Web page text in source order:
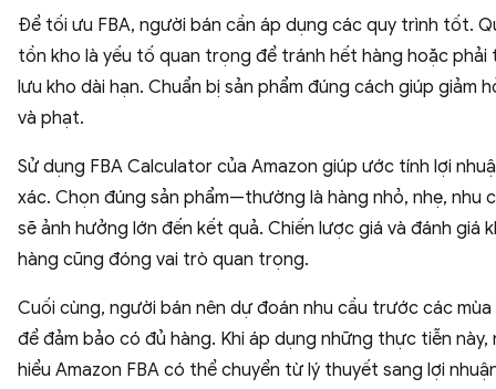
Để tối ưu FBA, người bán cần áp dụng các quy trình tốt.
tồn kho là yếu tố quan trọng để tránh hết hàng hoặc phải
lưu kho dài hạn. Chuẩn bị sản phẩm đúng cách giúp giảm
và phạt.
Sử dụng FBA Calculator của Amazon giúp ước tính lợi
xác. Chọn đúng sản phẩm—thường là hàng nhỏ, nhẹ, nhu
sẽ ảnh hưởng lớn đến kết quả. Chiến lược giá và đánh giá
hàng cũng đóng vai trò quan trọng.
Cuối cùng, người bán nên dự đoán nhu cầu trước các mùa
để đảm bảo có đủ hàng. Khi áp dụng những thực tiễn này,
hiểu Amazon FBA có thể chuyển từ lý thuyết sang lợi